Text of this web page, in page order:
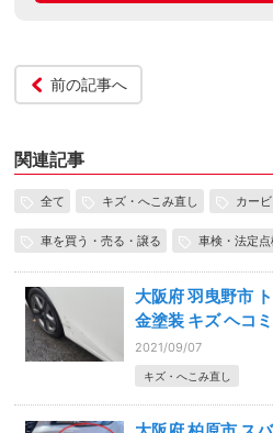
前の記事へ
関連記事
全て キズ・へこみ直し カー
車を買う・売る・譲る 車検・法定点
大阪府 羽曳野市
金塗装 キズ ヘコ
2021/09/07
キズ・へこみ直し